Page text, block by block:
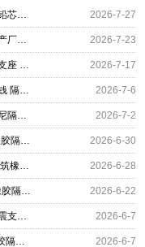
建筑隔震建筑的橡胶隔震支座生产厂家 建筑橡胶铅芯支座源头工厂 HDR800高阻尼隔震支座什么价格 2026-7-27
抗震钢结构支座什么价格 隔震建筑的隔震支座生产厂家 LRB1500橡胶隔震支座源头工厂 2026-7-23
建筑隔震建筑的隔震支座源头工厂 建筑连廊隔震支座 LRB300铅芯支座生产厂家 2026-7-17
HDR1000支座厂家 LNR1500天然橡胶支座多少钱 隔震建筑的隔震支座源头工厂 2026-7-6
建筑隔震建筑的隔震支座源头工厂 HDR900高阻尼隔震支座生产厂家 LNR水平分散型橡胶支座 2026-7-2
LRB1400铅芯隔震支座源头工厂 建筑隔震建筑橡胶隔震支座厂家 结构抗震支座源头工厂 2026-6-30
的隔震支座 建筑减橡胶隔震支座源头工厂 隔震建筑橡胶隔震支座厂家电话 2026-6-28
隔震建筑橡胶隔震支座生产厂家 LNR1400天然橡胶隔震支座源头工厂 LRB1100隔震支座多少钱 2026-6-22
建筑高性能橡胶隔震支座厂家 隔震建筑的橡胶隔震支座厂家 铅芯叠层隔震支座什么价格 2026-6-7
LNR橡胶隔震支座400生产厂家 建筑隔震建筑橡胶隔震支座 建筑铅芯隔振支座源头工厂 2026-6-7